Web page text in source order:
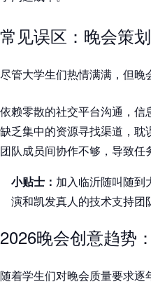
常见误区：晚会策
尽管大学生们热情满满，但
依赖零散的社交平台沟通，信
缺乏集中的资源寻找渠道，耽
团队成员间协作不够，导致任
小贴士： 加入临沂随叫随到
演和凯发真人的技术支持团
2026晚会创意趋势
随着学生们对晚会质量要求